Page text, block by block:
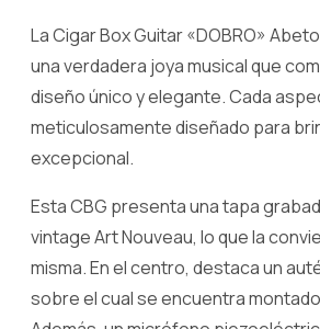
La Cigar Box Guitar «DOBRO»
una verdadera joya musical que
diseño único y elegante. Cada
meticulosamente diseñado para
excepcional.
Esta CBG presenta una tapa
vintage Art Nouveau, lo que la
misma. En el centro, destaca un
sobre el cual se encuentra